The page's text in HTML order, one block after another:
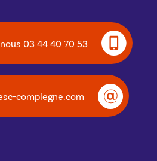
03 44 40 70 53
compiegne.com